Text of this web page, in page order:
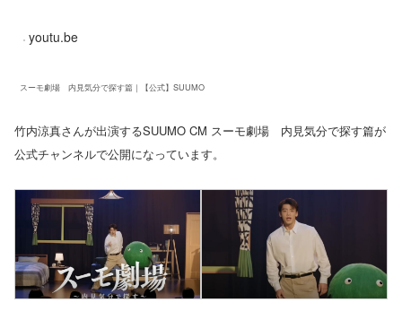
youtu.be
スーモ劇場 内見気分で探す篇｜【公式】SUUMO
竹内涼真さんが出演するSUUMO CM スーモ劇場 内見気分で探す篇が
公式チャンネルで公開になっています。